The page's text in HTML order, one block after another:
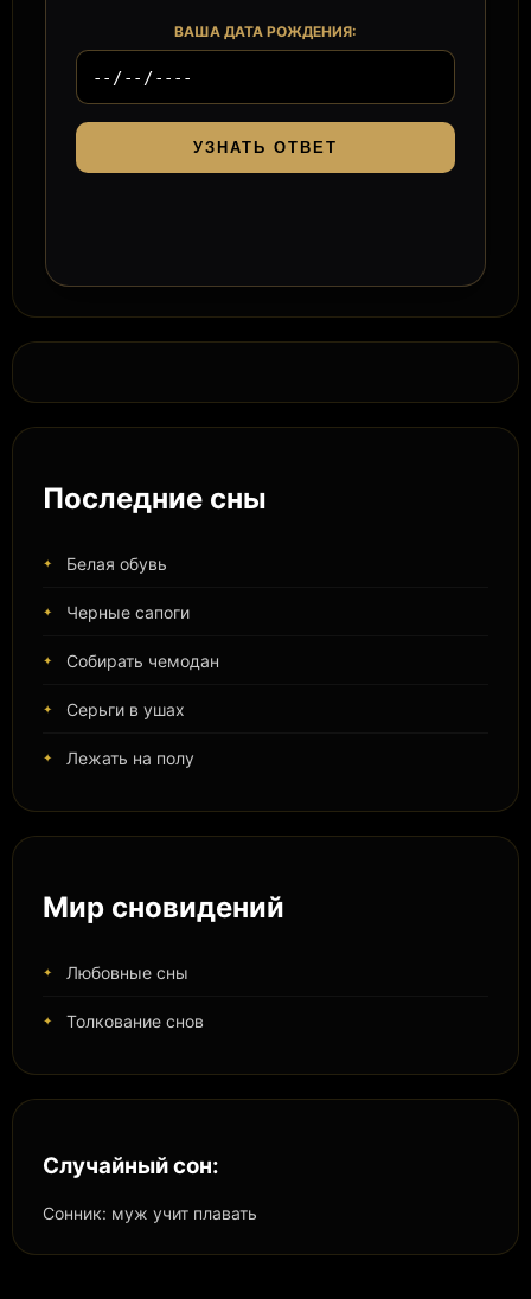
ВАША ДАТА РОЖДЕНИЯ:
УЗНАТЬ ОТВЕТ
Последние сны
Белая обувь
Черные сапоги
Собирать чемодан
Серьги в ушах
Лежать на полу
Мир сновидений
Любовные сны
Толкование снов
Случайный сон:
Сонник: муж учит плавать